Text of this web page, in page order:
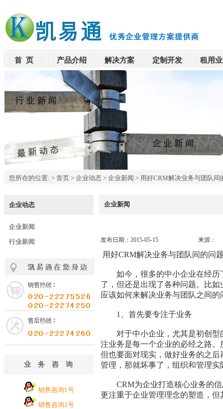
首 页 产品介绍 解决方案 定制开发 租用
您所在的位置: > 首页 > 企业动态 > 企业新闻 > 用好CRM解决业务与团队间
企业动态
企业新闻
行业新闻
业务咨询
销售咨询1号
销售咨询2号
企业新闻
发布日期：2015-05-15 来源：
用好CRM解决业务与团队间的问
如今，很多的中小企业在经历
了，但还是出现了各种问题。比
应该如何来解决业务与团队之间的
1、首先要专注于业务
对于中小企业，尤其是初创型
注业务是每一个企业的必经之路
但也要面对现实，做好业务的之
管理，那就坏事了，组织和管理实
CRM为企业打造核心业务的信
更注重于企业管理理念的塑造，